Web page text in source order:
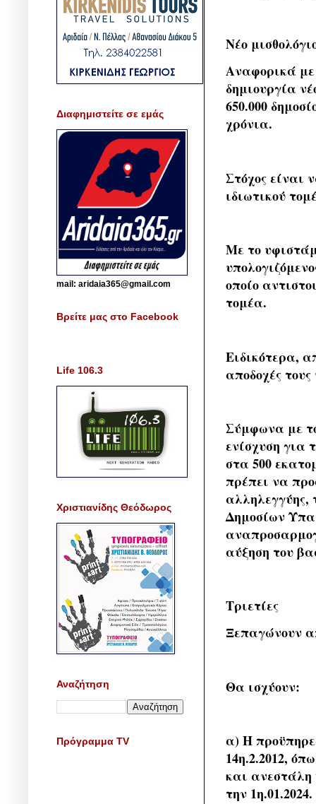
Νέο
Αναφορικά με
δημιουργία
650.000
χρόνια.
Στόχος είναι
ιδιωτικού
Με το
οποίο
τομέα.
Ειδικότερα,
αποδοχές
Σύμφωνα με
ενίσχυση για
στα 500
πρέπει να
αλληλεγγύης,
Δημοσίων
αύξηση του
Τριετίες
Ξεπαγώνουν
Θα ισχύουν:
α) Η
14η.2.2012,
και ανεστάλη
την 1η.01.2024.
Διαφημιστείτε σε εμάς
mail: aridaia365@gmail.com
Βρείτε μας στο Facebook
Life 106.3
Χριστιανίδης Θεόδωρος
Αναζήτηση
Πρόγραμμα TV